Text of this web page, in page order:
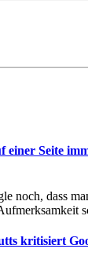
einer Seite
noch, dass
kritisiert